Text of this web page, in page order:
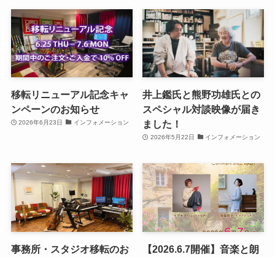
移転リニューアル記念キャ
ンペーンのお知らせ
2026年6月23日 インフォメーション
井上鑑氏と熊野功雄氏との
スペシャル対談映像が届き
ました！
2026年5月22日 インフォメーション
事務所・スタジオ移転のお
【2026.6.7開催】音楽と朗